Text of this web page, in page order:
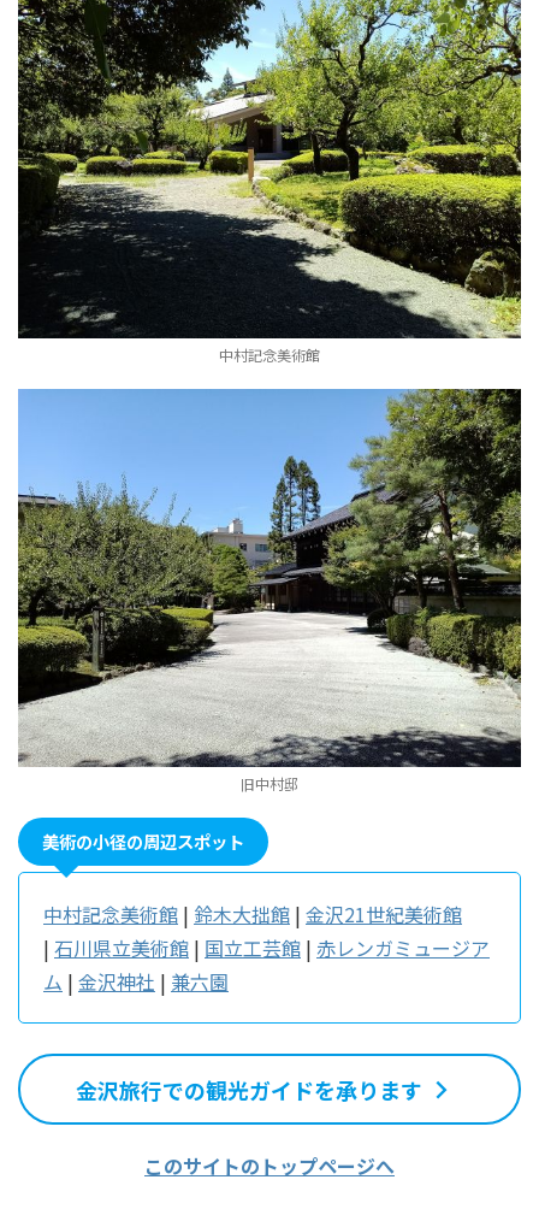
中村記念美術館
旧中村邸
美術の小径の周辺スポット
中村記念美術館 | 鈴木大拙館 | 金沢21世紀美術館
| 石川県立美術館 | 国立工芸館 | 赤レンガミュージア
ム | 金沢神社 | 兼六園
金沢旅行での観光ガイドを承ります
このサイトのトップページへ